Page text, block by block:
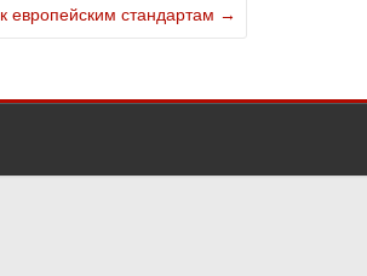
европейским стандартам →